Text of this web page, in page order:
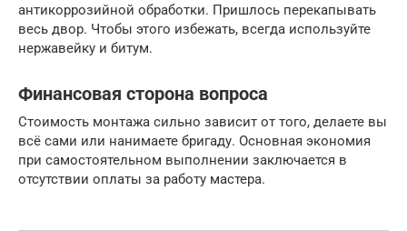
антикоррозийной обработки. Пришлось перекапывать
весь двор. Чтобы этого избежать, всегда используйте
нержавейку и битум.
Финансовая сторона вопроса
Стоимость монтажа сильно зависит от того, делаете вы
всё сами или нанимаете бригаду. Основная экономия
при самостоятельном выполнении заключается в
отсутствии оплаты за работу мастера.